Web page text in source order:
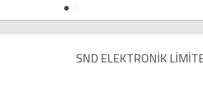
SND ELEKTRONİK